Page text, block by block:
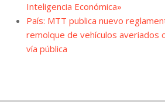
Inteligencia Económica»
País: MTT publica nuevo
remolque de vehículos averiados
vía pública